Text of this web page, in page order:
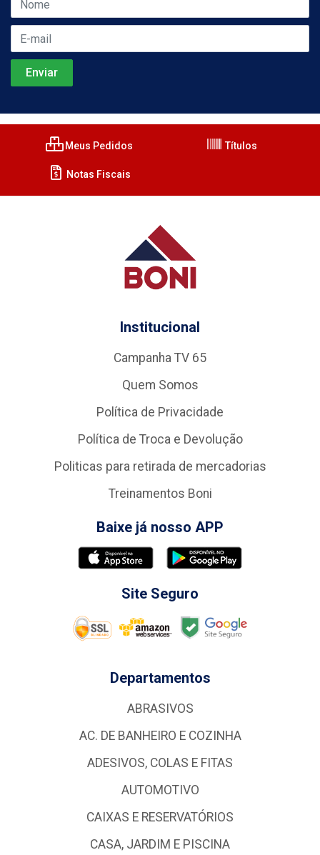
Meus Pedidos Títulos
Notas Fiscais
Institucional
Campanha TV 65
Quem Somos
Política de Privacidade
Política de Troca e Devolução
Politicas para retirada de mercadorias
Treinamentos Boni
Baixe já nosso APP
Site Seguro
Departamentos
ABRASIVOS
AC. DE BANHEIRO E COZINHA
ADESIVOS, COLAS E FITAS
AUTOMOTIVO
CAIXAS E RESERVATÓRIOS
CASA, JARDIM E PISCINA